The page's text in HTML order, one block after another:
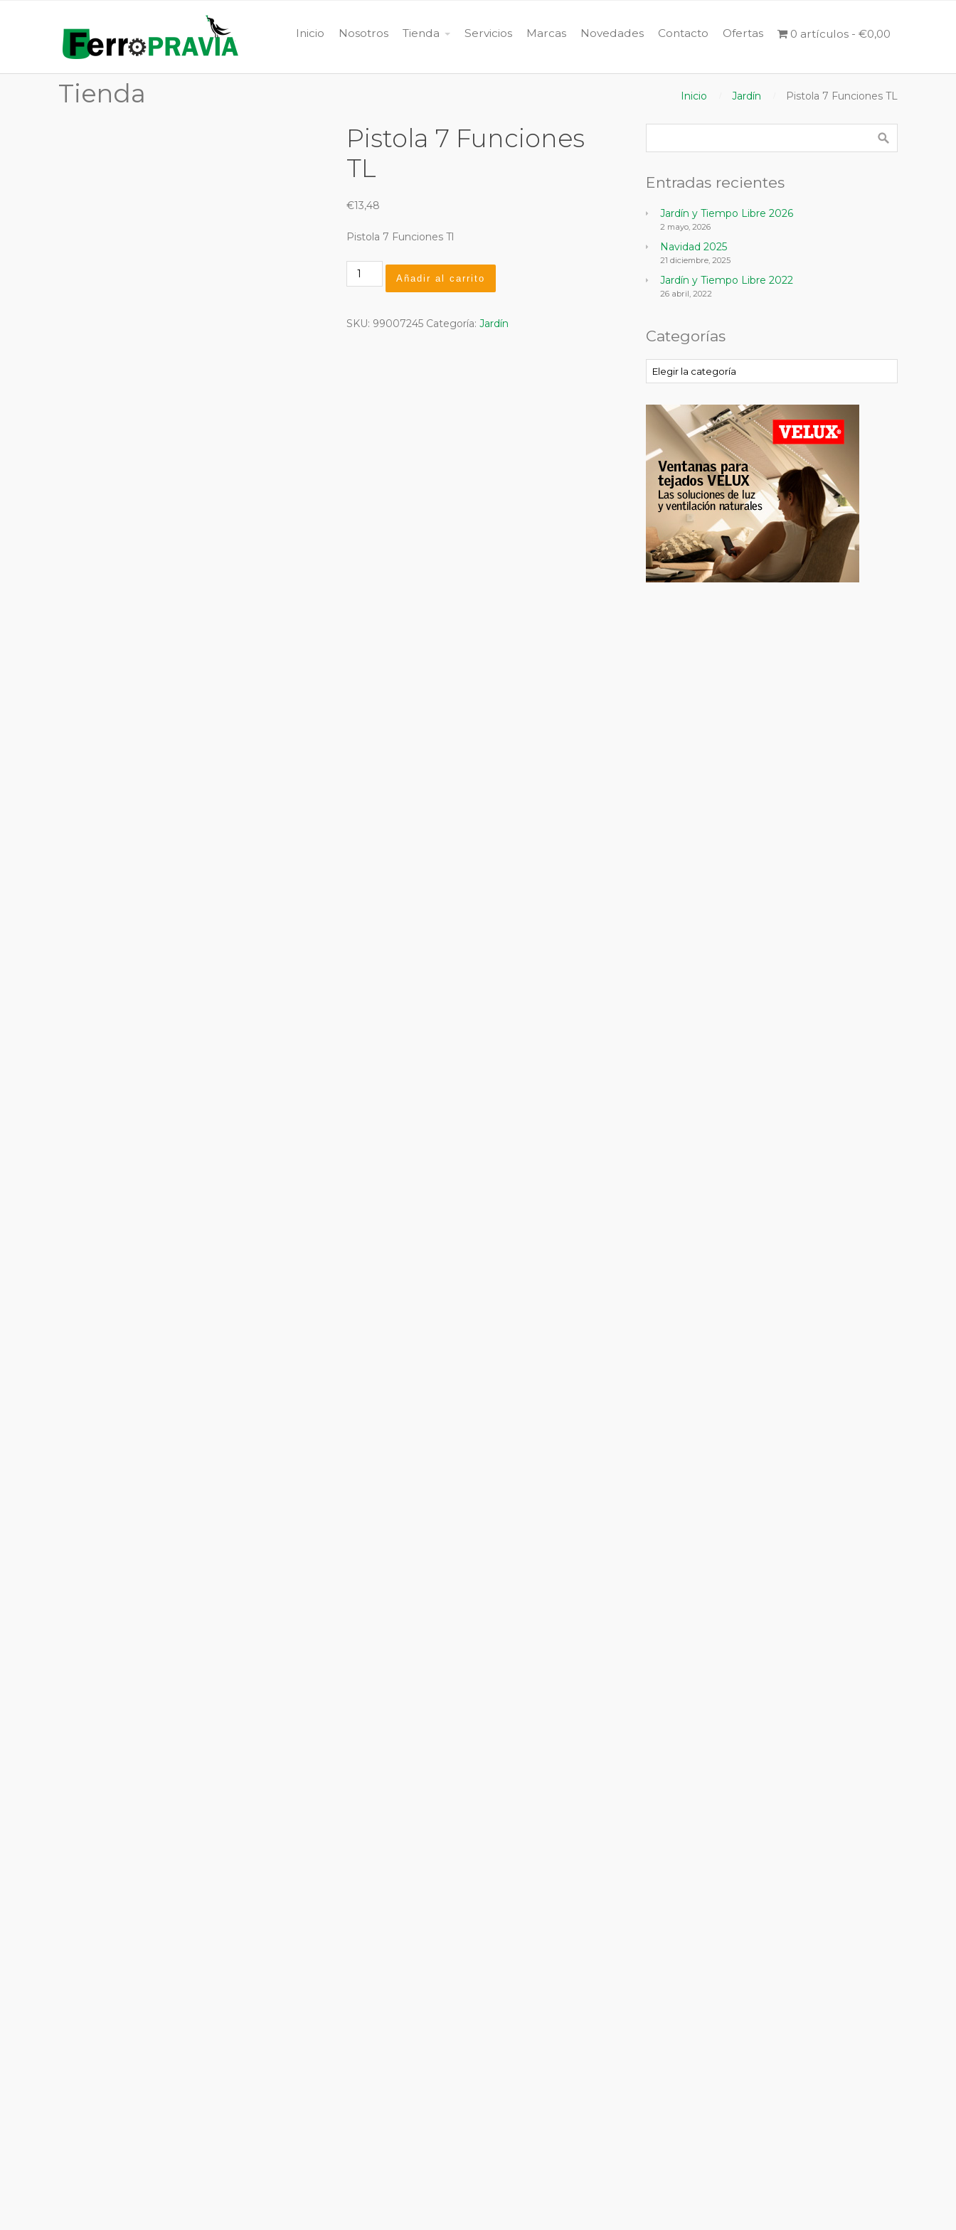
Inicio Nosotros Tienda Servicios Marcas Novedades Contacto Ofertas 0 artículos €0,00
Tienda Inicio Jardín Pistola 7 Funciones TL
Pistola 7 Funciones
TL
€13,48
Pistola 7 Funciones Tl
Pistola
7
cantidad
Añadir al carrito
SKU: 99007245 Categoría: Jardín
Entradas recientes
Jardín y Tiempo Libre 2026
2 mayo, 2026
Navidad 2025
21 diciembre, 2025
Jardín y Tiempo Libre 2022
26 abril, 2022
Categorías
Categorías